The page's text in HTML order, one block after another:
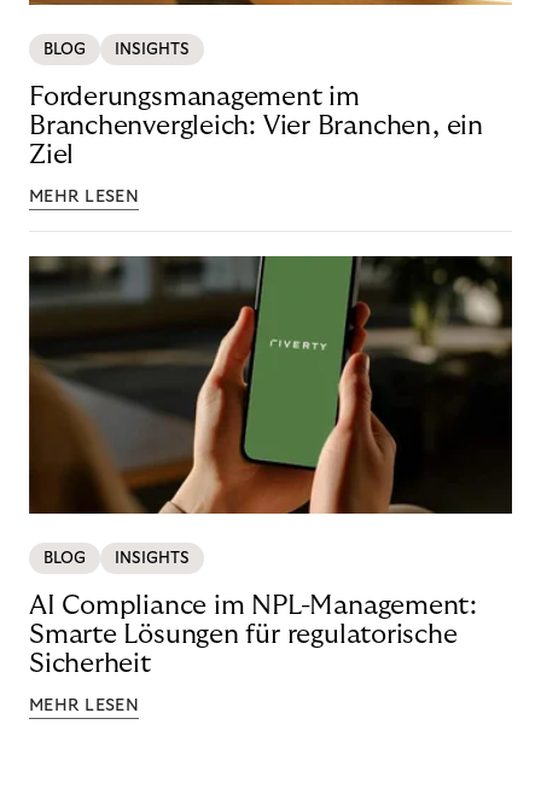
BLOG INSIGHTS
Forderungsmanagement im
Branchenvergleich: Vier Branchen, ein
Ziel
MEHR LESEN
BLOG INSIGHTS
AI Compliance im NPL-Management:
Smarte Lösungen für regulatorische
Sicherheit
MEHR LESEN